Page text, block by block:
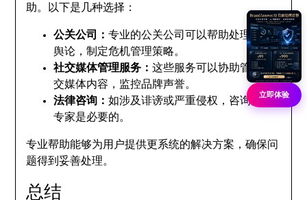
助。以下是几种选择：
公关公司：专业的公关公司可以帮助处理负面
舆论，制定危机管理策略。
社交媒体管理服务：这些服务可以协助管理社
交媒体内容，监控品牌声誉。
法律咨询：如涉及诽谤或严重侵权，咨询法律
专家是必要的。
专业帮助能够为用户提供更系统的解决方案，确保问
题得到妥善处理。
总结
立即体验